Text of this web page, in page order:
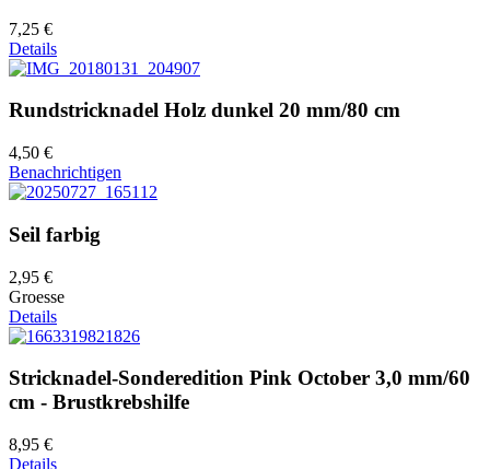
7,25 €
Details
Rundstricknadel Holz dunkel 20 mm/80 cm
4,50 €
Benachrichtigen
Seil farbig
2,95 €
Groesse
Details
Stricknadel-Sonderedition Pink October 3,0 mm/60
cm - Brustkrebshilfe
8,95 €
Details